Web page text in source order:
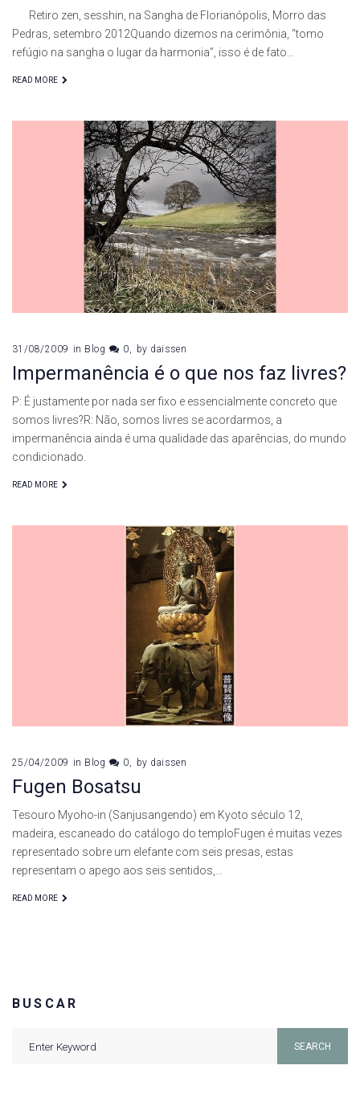
Retiro zen, sesshin, na Sangha de Florianópolis, Morro das
Pedras, setembro 2012Quando dizemos na cerimônia, “tomo
refúgio na sangha o lugar da harmonia”, isso é de fato…
READ MORE
31/08/2009 in Blog 0 by daissen
Impermanência é o que nos faz livres?
P: É justamente por nada ser fixo e essencialmente concreto que
somos livres?R: Não, somos livres se acordarmos, a
impermanência ainda é uma qualidade das aparências, do mundo
condicionado.
READ MORE
25/04/2009 in Blog 0 by daissen
Fugen Bosatsu
Tesouro Myoho-in (Sanjusangendo) em Kyoto século 12,
madeira, escaneado do catálogo do temploFugen é muitas vezes
representado sobre um elefante com seis presas, estas
representam o apego aos seis sentidos,…
READ MORE
BUSCAR
SEARCH